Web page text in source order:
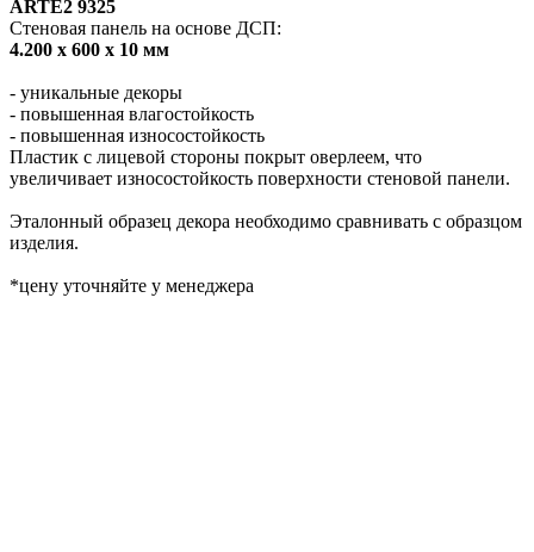
ARTE2 9325
Стеновая панель на основе ДСП:
4.200 х 600 х 10 мм
- уникальные декоры
- повышенная влагостойкость
- повышенная износостойкость
Пластик с лицевой стороны покрыт оверлеем, что
увеличивает износостойкость поверхности стеновой панели.
Эталонный образец декора необходимо сравнивать с образцом
изделия.
*цену уточняйте у менеджера